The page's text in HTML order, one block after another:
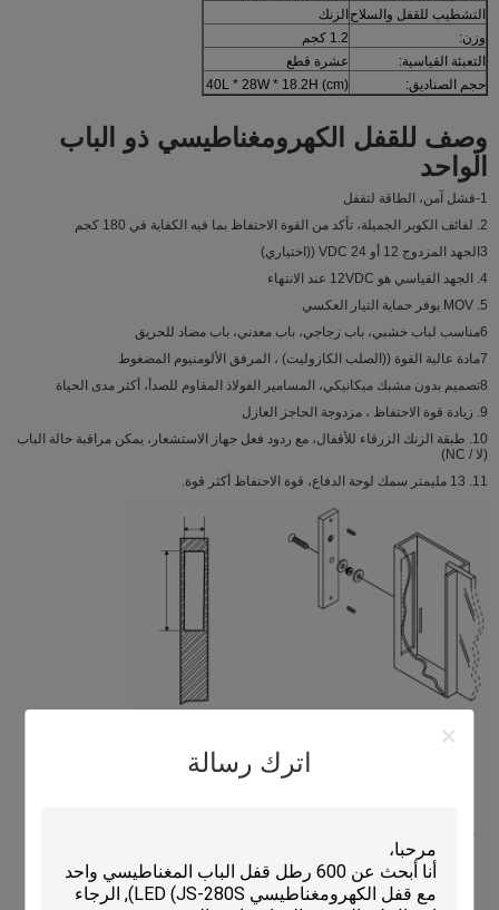
اترك رسالة
التشطيب للقفل والسلاح الزنك
وزن:
1.2 كجم
التعبئة القياسية:
عشرة قطع
حجم الصناديق:
40L * 28W * 18.2H (cm)
وصف للقفل الكهرومغناطيسي ذو الباب
الواحد
1-فشل آمن، الطاقة لتقفل
2. لفائف الكوبر الجميلة، تأكد من القوة الاحتفاظ بما فيه الكفاية في 180 كجم
3الجهد المزدوج 12 أو 24 VDC ((اختياري)
4. الجهد القياسي هو 12VDC عند الانتهاء
5. MOV يوفر حماية التيار العكسي
6مناسب لباب خشبي، باب زجاجي، باب معدني، باب مضاد للحريق
7مادة عالية القوة ((الصلب الكازوليت) ، المرفق الألومنيوم المضغوط
8تصميم بدون مشبك ميكانيكي، المسامير الفولاذ المقاوم للصدأ، أكثر مدى الحياة
9. زيادة قوة الاحتفاظ ، مزدوجة الحاجز العازل
10. طبقة الزنك الزرقاء للأقفال، مع ردود فعل جهاز الاستشعار، يمكن مراقبة حالة الباب
(لا / NC)
11. 13 مليمتر سمك لوحة الدفاع، قوة الاحتفاظ أكثر قوة.